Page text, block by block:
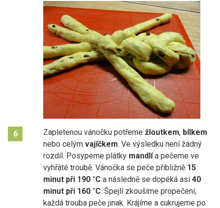
6 Zapletenou vánočku potřeme žloutkem, bílkem
nebo celým vajíčkem. Ve výsledku není žádný
rozdíl. Posypeme plátky mandlía pečeme ve
vyhřáté troubě. Vánočka se peče přibližně 15
minut při 190 °C a následně se dopéká asi 40
minut při 160 °C. Špejlí zkoušíme propečení,
každá trouba peče jinak. Krájíme a cukrujeme po